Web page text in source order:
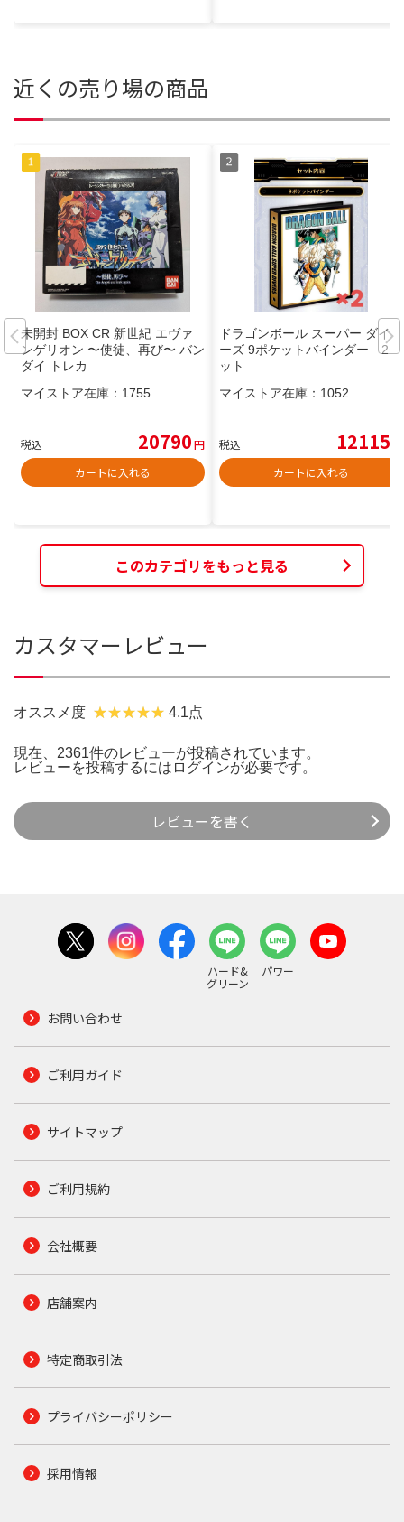
近くの売り場の商品
未開封 BOX CR 新世紀 エヴァ
ンゲリオン 〜使徒、再び〜 バン
ダイ トレカ
マイストア在庫： 1755
税込 20790円
カートに入れる
ドラゴンボール スーパー ダイバ
ーズ 9ポケットバインダー 2セ
ット
マイストア在庫： 1052
税込 12115
カートに入れる
このカテゴリをもっと見る
カスタマーレビュー
オススメ度 4.1点
現在、2361件のレビューが投稿されています。
レビューを投稿するには ログインが必要です。
レビューを書く
ハード&
グリーン
パワー
お問い合わせ
ご利用ガイド
サイトマップ
ご利用規約
会社概要
店舗案内
特定商取引法
プライバシーポリシー
採用情報